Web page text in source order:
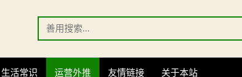
Search
for:
生活常识 运营外推 友情链接 关于本站